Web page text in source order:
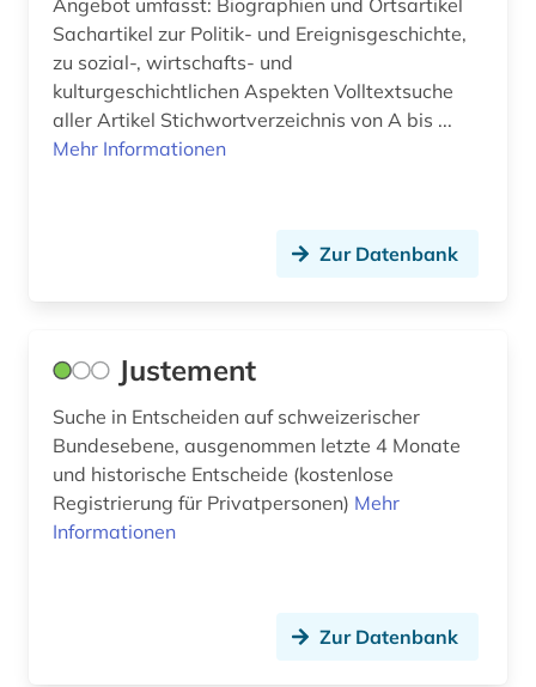
pharmakopöe (1)
pharmazie (2)
plattform (1)
postkarte (1)
presse (2)
pressearchiv (1)
Angebot umfasst: Biographien und Ortsartikel
Sachartikel zur Politik- und Ereignisgeschichte,
zu sozial-, wirtschafts- und
kulturgeschichtlichen Aspekten Volltextsuche
aller Artikel Stichwortverzeichnis von A bis ...
Mehr Informationen
Zur Datenbank
Justement
Suche in Entscheiden auf schweizerischer
Bundesebene, ausgenommen letzte 4 Monate
und historische Entscheide (kostenlose
Registrierung für Privatpersonen) Mehr
Informationen
Zur Datenbank